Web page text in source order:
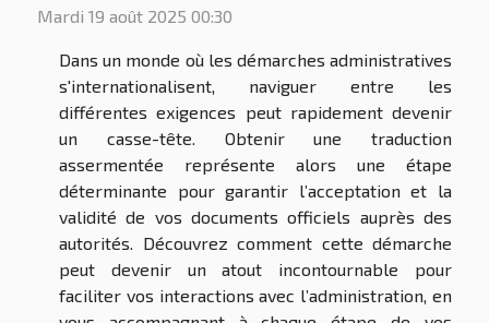
Mardi 19 août 2025 00:30
Dans un monde où les démarches administratives
s'internationalisent, naviguer entre les
différentes exigences peut rapidement devenir
un casse-tête. Obtenir une traduction
assermentée représente alors une étape
déterminante pour garantir l’acceptation et la
validité de vos documents officiels auprès des
autorités. Découvrez comment cette démarche
peut devenir un atout incontournable pour
faciliter vos interactions avec l’administration, en